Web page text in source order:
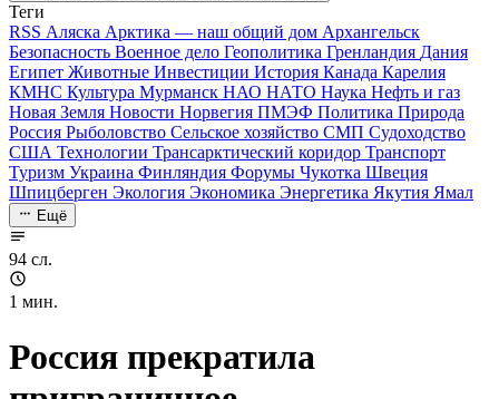
Теги
RSS Аляска Арктика — наш общий дом Архангельск
Безопасность Военное дело Геополитика Гренландия Дания
Египет Животные Инвестиции История Канада Карелия
КМНС Культура Мурманск НАО НАТО Наука Нефть и газ
Новая Земля Новости Норвегия ПМЭФ Политика Природа
Россия Рыболовство Сельское хозяйство СМП Судоходство
США Технологии Трансарктический коридор Транспорт
Туризм Украина Финляндия Форумы Чукотка Швеция
Шпицберген Экология Экономика Энергетика Якутия Ямал
Ещё
94 сл.
1 мин.
Россия прекратила